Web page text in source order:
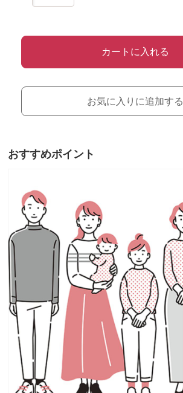
カートに入れる
お気に入りに追加する
おすすめポイント